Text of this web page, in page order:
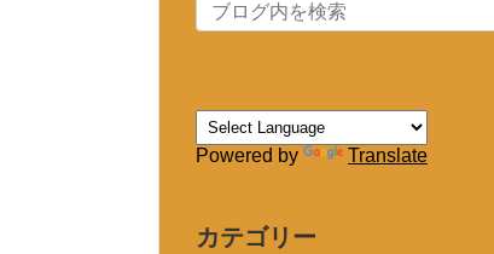
Powered by Translate
カテゴリー